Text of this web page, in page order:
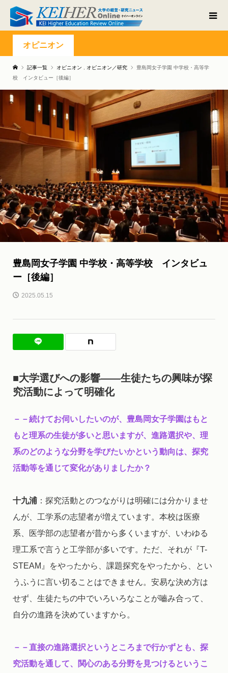
オピニオン
記事一覧 オピニオン オピニオン／研究
豊島岡女子学園 中学校・高等学
校 インタビュー［後編］
豊島岡女子学園 中学校・高等学校 インタビュ
ー［後編］
2025.05.15
■大学選びへの影響――生徒たちの興味が探
究活動によって明確化
－－続けてお伺いしたいのが、豊島岡女子学園はもと
もと理系の生徒が多いと思いますが、進路選択や、理
系のどのような分野を学びたいかという動向は、探究
活動等を通じて変化がありましたか？
十九浦：探究活動とのつながりは明確には分かりませ
んが、工学系の志望者が増えています。本校は医療
系、医学部の志望者が昔から多くいますが、いわゆる
理工系で言うと工学部が多いです。ただ、それが『T-
STEAM』をやったから、課題探究をやったから、とい
うふうに言い切ることはできません。安易な決め方は
せず、生徒たちの中でいろいろなことが嚙み合って、
自分の進路を決めていますから。
－－直接の進路選択というところまで行かずとも、探
究活動を通して、関心のある分野を見つけるというこ